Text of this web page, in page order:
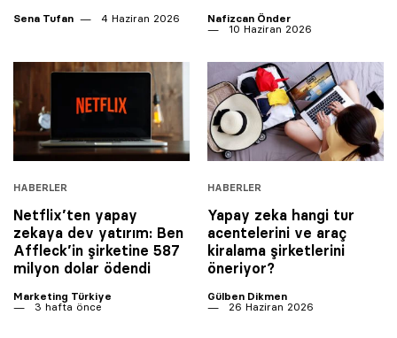
Sena Tufan 4 Haziran 2026
Nafizcan Önder
10 Haziran 2026
HABERLER
Netflix’ten yapay
zekaya dev yatırım: Ben
Affleck’in şirketine 587
milyon dolar ödendi
Marketing Türkiye
3 hafta önce
HABERLER
Yapay zeka hangi tur
acentelerini ve araç
kiralama şirketlerini
öneriyor?
Gülben Dikmen
26 Haziran 2026